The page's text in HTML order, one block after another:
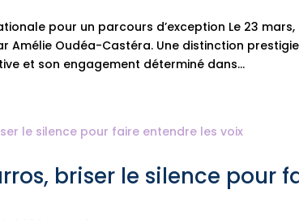
pour un parcours d’exception Le 23
Amélie Oudéa-Castéra. Une distinction
et son engagement déterminé dans...
briser le silence pour